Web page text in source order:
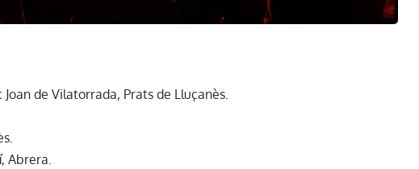
de Vilatorrada, Prats de Lluçanès.
Abrera.